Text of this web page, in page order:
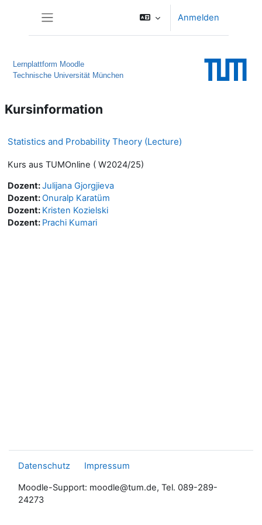
Anmelden
Lernplattform Moodle
Technische Universität München
Kursinformation
Statistics and Probability Theory (Lecture)
Kurs aus TUMOnline ( W2024/25)
Dozent:Julijana Gjorgjieva
Dozent:Onuralp Karatüm
Dozent: Kristen Kozielski
Dozent: Prachi Kumari
Datenschutz Impressum
Moodle-Support: moodle@tum.de, Tel. 089-289-
24273